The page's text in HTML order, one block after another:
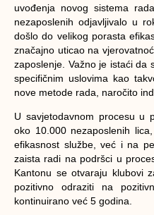
uvođenja novog sistema
nezaposlenih odjavljivalo u
došlo do velikog porasta
značajno uticao na
zaposlenje. Važno je istaći da
specifičnim uslovima kao
nove metode rada, naročito
U savjetodavnom procesu u
oko 10.000 nezaposlenih
efikasnost službe, već i na
zaista radi na podršci u
Kantonu se otvaraju klubovi
pozitivno odraziti na
kontinuirano već 5 godina.